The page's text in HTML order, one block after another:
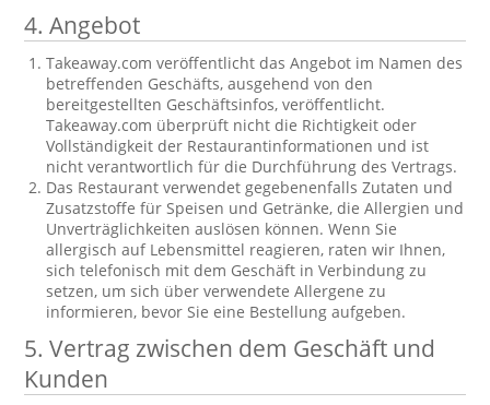
4. Angebot
Takeaway.com veröffentlicht das Angebot im Namen des
betreffenden Geschäfts, ausgehend von den
bereitgestellten Geschäftsinfos, veröffentlicht.
Takeaway.com überprüft nicht die Richtigkeit oder
Vollständigkeit der Restaurantinformationen und ist
nicht verantwortlich für die Durchführung des Vertrags.
Das Restaurant verwendet gegebenenfalls Zutaten und
Zusatzstoffe für Speisen und Getränke, die Allergien und
Unverträglichkeiten auslösen können. Wenn Sie
allergisch auf Lebensmittel reagieren, raten wir Ihnen,
sich telefonisch mit dem Geschäft in Verbindung zu
setzen, um sich über verwendete Allergene zu
informieren, bevor Sie eine Bestellung aufgeben.
5. Vertrag zwischen dem Geschäft und
Kunden